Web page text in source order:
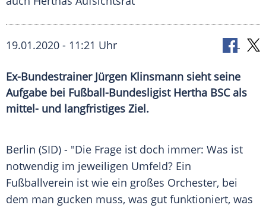
19.01.2020 - 11:21 Uhr
Ex-Bundestrainer Jürgen Klinsmann sieht seine
Aufgabe bei Fußball-Bundesligist Hertha BSC als
mittel- und langfristiges Ziel.
Berlin (SID) - "Die Frage ist doch immer: Was ist
notwendig im jeweiligen Umfeld? Ein
Fußballverein ist wie ein großes Orchester, bei
dem man gucken muss, was gut funktioniert, was